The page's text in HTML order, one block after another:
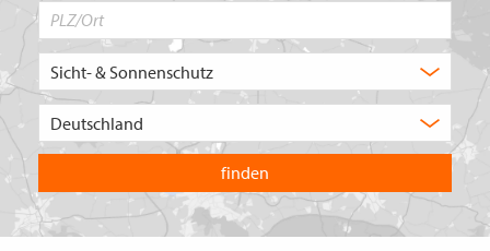
in
welchem
Land
Sie
suchen